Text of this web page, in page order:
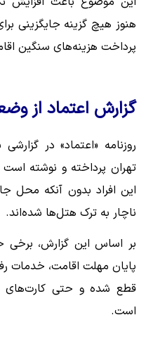
هنوز هیچ گزینه جایگزینی
پرداخت هزینه‌های سنگین
گزارش اعتماد از
روزنامه «اعتماد» در
تهران پرداخته و نوشته
این افراد بدون آنکه محل
ناچار به ترک هتل‌ها شده‌اند.
بر اساس این گزارش، برخی
پایان مهلت اقامت، خدمات
قطع شده و حتی کارت‌های
است.